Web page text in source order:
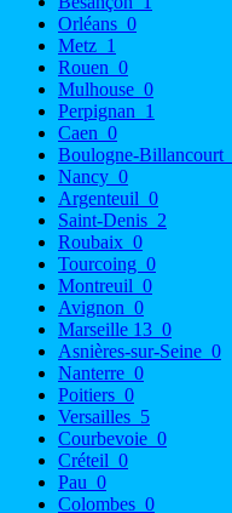
Orléans 0
Metz 1
Rouen 0
Mulhouse 0
Perpignan 1
Caen 0
Boulogne-Billancourt
Nancy 0
Argenteuil 0
Saint-Denis 2
Roubaix 0
Tourcoing 0
Montreuil 0
Avignon 0
Marseille 13 0
Asnières-sur-Seine 0
Nanterre 0
Poitiers 0
Versailles 5
Courbevoie 0
Créteil 0
Pau 0
Colombes 0